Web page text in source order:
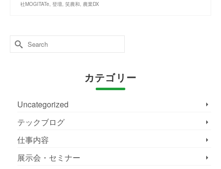
社MOGITATe, 登壇, 笑農和, 農業DX
Search
for:
カテゴリー
Uncategorized
テックブログ
仕事内容
展示会・セミナー